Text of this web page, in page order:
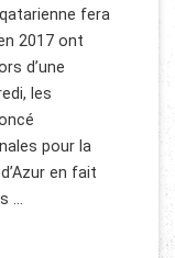
fera
2017 ont
d’une
les
pour la
en fait
…
POUR QATAR